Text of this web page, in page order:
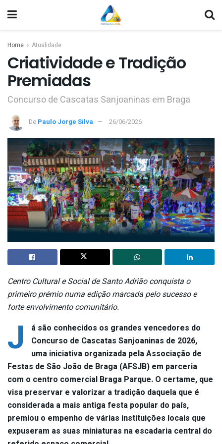
Home Atualidade
Criatividade e Tradição
Premiadas
Concurso de Cascatas Sanjoaninas em Braga
De Paulo Jorge Silva 26/06/2026
Centro Cultural e Social de Santo Adrião conquista o
primeiro prémio numa edição marcada pelo sucesso e
forte envolvimento comunitário.
J
á são conhecidos os grandes vencedores do
Concurso de Cascatas Sanjoaninas de 2026,
uma iniciativa organizada pela Associação de
Festas de São João de Braga (AFSJB) em parceria
com o centro comercial Braga Parque. O certame, que
visa preservar e valorizar a tradição daquela que é
considerada a mais antiga festa popular do país,
premiou o empenho de várias instituições locais que
expuseram as suas miniaturas na escadaria central do